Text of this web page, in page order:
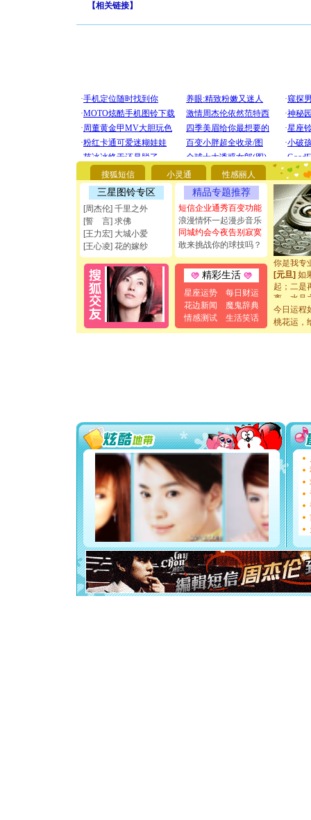
【相关链接】
搜狐短信 小灵通 性感丽人
三星图铃专区
[周杰伦] 千里之外
[誓 言] 求佛
[王力宏] 大城小爱
[王心凌] 花的嫁纱
精品专题推荐
短信企业通秀百变功能
浪漫情怀一起漫步音乐
同城约会今夜告别寂寞
敢来挑战你的球技吗？
精彩生活
星座运势
每日财运
花边新闻
魔鬼辞典
情感测试
生活笑话
[圣诞节]
你太多
要平安！
[圣诞节]
能正大光
都要快乐
[圣诞节]
如意,快
[元旦]看
断电。爱
你是我专
[元旦]如
起；二是
离。水晶
[元旦]当
泣，这痛
卖了。水
你太多，
要平安
[圣诞节]
能正大
都要快乐
[圣诞节]
如意,快
[元旦]
看
断电。
你是我
[元旦]
起；二是
离。水晶
[元旦]当
泣，这痛
今日运程
桃花运，